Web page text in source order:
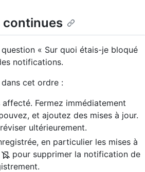
continues
« Sur quoi étais-je bloqué
notifications.
cet ordre :
Fermez immédiatement
et ajoutez des mises à jour.
ultérieurement.
en particulier les mises à
pour supprimer la notification de